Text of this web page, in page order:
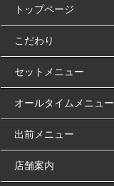
トップページ
こだわり
セットメニュー
オールタイムメニュー
出前メニュー
店舗案内